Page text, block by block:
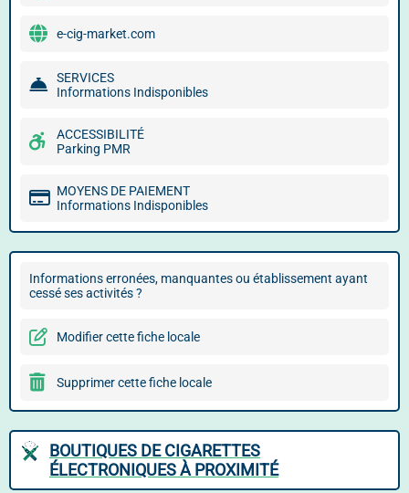
e-cig-market.com
SERVICES
Informations Indisponibles
ACCESSIBILITÉ
Parking PMR
MOYENS DE PAIEMENT
Informations Indisponibles
Informations erronées, manquantes ou établissement ayant
cessé ses activités ?
Modifier cette fiche locale
Supprimer cette fiche locale
BOUTIQUES DE CIGARETTES
ÉLECTRONIQUES À PROXIMITÉ